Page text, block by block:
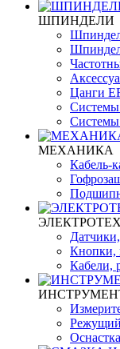
ШПИНДЕЛИ
Цанги
Системы
МЕХАНИКА
Кабель-
Кнопки,
Кабели,